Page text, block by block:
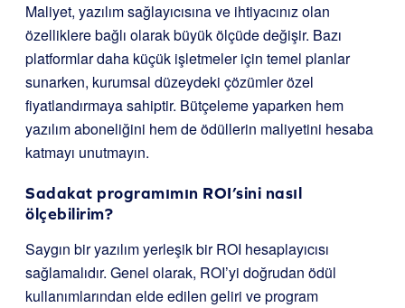
Maliyet, yazılım sağlayıcısına ve ihtiyacınız olan
özelliklere bağlı olarak büyük ölçüde değişir. Bazı
platformlar daha küçük işletmeler için temel planlar
sunarken, kurumsal düzeydeki çözümler özel
fiyatlandırmaya sahiptir. Bütçeleme yaparken hem
yazılım aboneliğini hem de ödüllerin maliyetini hesaba
katmayı unutmayın.
Sadakat programımın ROI’sini nasıl
ölçebilirim?
Saygın bir yazılım yerleşik bir ROI hesaplayıcısı
sağlamalıdır. Genel olarak, ROI’yi doğrudan ödül
kullanımlarından elde edilen geliri ve program